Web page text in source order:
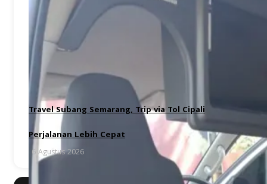
Travel Subang Semarang, Trip via Tol Cipali
Perjalanan Lebih Cepat
6 Agustus 2026